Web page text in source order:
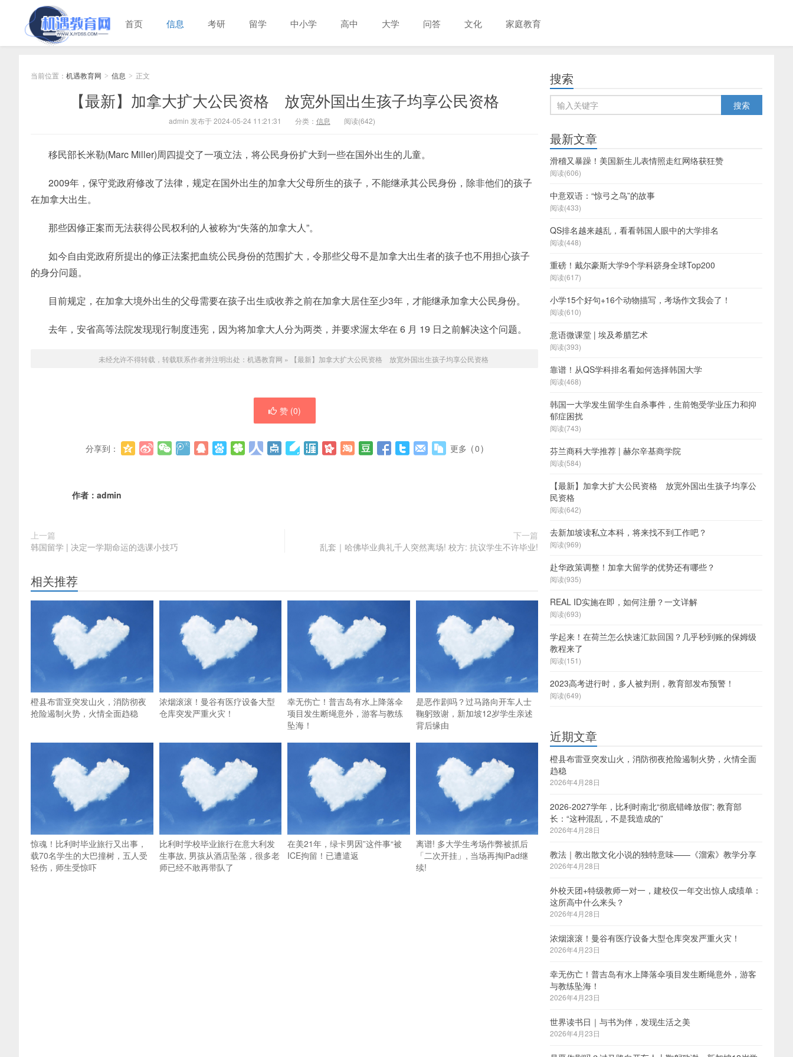
首页 信息 考研 留学 中小学 高中 大学 问答 文化 家庭教育
当前位置： 机遇教育网 > 信息 > 正文
【最新】加拿大扩大公民资格 放宽外国出生孩子均享公民资格
admin 发布于 2024-05-24 11:21:31 分类： 信息 阅读(642)
移民部长米勒(Marc Miller)周四提交了一项立法，将公民身份扩大到一些在国外出生的儿童。
2009年，保守党政府修改了法律，规定在国外出生的加拿大父母所生的孩子，不能继承其公民身份，除非他们的孩子
在加拿大出生。
那些因修正案而无法获得公民权利的人被称为“失落的加拿大人”。
如今自由党政府所提出的修正法案把血统公民身份的范围扩大，令那些父母不是加拿大出生者的孩子也不用担心孩子
的身分问题。
目前规定，在加拿大境外出生的父母需要在孩子出生或收养之前在加拿大居住至少3年，才能继承加拿大公民身份。
去年，安省高等法院发现现行制度违宪，因为将加拿大人分为两类，并要求渥太华在 6 月 19 日之前解决这个问题。
未经允许不得转载，转载联系作者并注明出处： 机遇教育网 » 【最新】加拿大扩大公民资格 放宽外国出生孩子均享公民资格
赞 (0)
分享到： 更多 (0)
作者： admin
上一篇
韩国留学 | 决定一学期命运的选课小技巧
下一篇
乱套｜哈佛毕业典礼千人突然离场! 校方: 抗议学生不许毕业!
相关推荐
橙县布雷亚突发山火，消防彻夜
抢险遏制火势，火情全面趋稳
浓烟滚滚！曼谷有医疗设备大型
仓库突发严重火灾！
幸无伤亡！普吉岛有水上降落伞
项目发生断绳意外，游客与教练
坠海！
是恶作剧吗？过马路向开车人士
鞠躬致谢，新加坡12岁学生亲述
背后缘由
惊魂！比利时毕业旅行又出事，
载70名学生的大巴撞树，五人受
轻伤，师生受惊吓
比利时学校毕业旅行在意大利发
生事故, 男孩从酒店坠落，很多老
师已经不敢再带队了
在美21年，绿卡男因”这件事“被
ICE拘留！已遭遣返
离谱! 多大学生考场作弊被抓后
「二次开挂」, 当场再掏iPad继
续!
搜索
最新文章
滑稽又暴躁！美国新生儿表情照走红网络获狂赞
阅读(606)
中意双语：“惊弓之鸟”的故事
阅读(433)
QS排名越来越乱，看看韩国人眼中的大学排名
阅读(448)
重磅！戴尔豪斯大学9个学科跻身全球Top200
阅读(617)
小学15个好句+16个动物描写，考场作文我会了！
阅读(610)
意语微课堂 | 埃及希腊艺术
阅读(393)
靠谱！从QS学科排名看如何选择韩国大学
阅读(468)
韩国一大学发生留学生自杀事件，生前饱受学业压力和抑
郁症困扰
阅读(743)
芬兰商科大学推荐 | 赫尔辛基商学院
阅读(584)
【最新】加拿大扩大公民资格 放宽外国出生孩子均享公
民资格
阅读(642)
去新加坡读私立本科，将来找不到工作吧？
阅读(969)
赴华政策调整！加拿大留学的优势还有哪些？
阅读(935)
REAL ID实施在即，如何注册？一文详解
阅读(693)
学起来！在荷兰怎么快速汇款回国？几乎秒到账的保姆级
教程来了
阅读(151)
2023高考进行时，多人被判刑，教育部发布预警！
阅读(649)
近期文章
橙县布雷亚突发山火，消防彻夜抢险遏制火势，火情全面
趋稳
2026年4月28日
2026-2027学年，比利时南北“彻底错峰放假”; 教育部
长：“这种混乱，不是我造成的”
2026年4月28日
教法｜教出散文化小说的独特意味——《溜索》教学分享
2026年4月28日
外校天团+特级教师一对一，建校仅一年交出惊人成绩单：
这所高中什么来头？
2026年4月28日
浓烟滚滚！曼谷有医疗设备大型仓库突发严重火灾！
2026年4月23日
幸无伤亡！普吉岛有水上降落伞项目发生断绳意外，游客
与教练坠海！
2026年4月23日
世界读书日｜与书为伴，发现生活之美
2026年4月23日